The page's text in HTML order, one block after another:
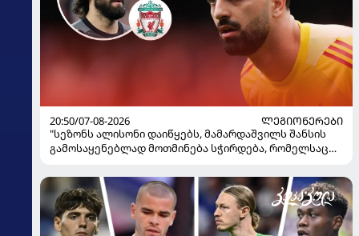
20:50/07-08-2026
ᲚᲔᲒᲘᲝᲜᲔᲠᲔᲑᲘ
"სეზონს ალისონი დაიწყებს, მამარდაშვილს შანსის
გამოსაყენებლად მოთმინება სჭირდება, რომელსაც
ყოფილმა მეკარემ